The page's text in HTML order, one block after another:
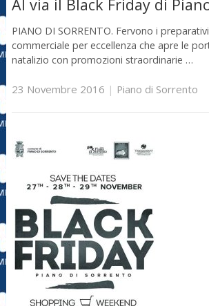
Al via il Black Friday di
PIANO DI SORRENTO. Fervono i
commerciale per eccellenza che apre le
natalizio con promozioni straordinarie …
23 Novembre 2016 | Piano di Sorrento